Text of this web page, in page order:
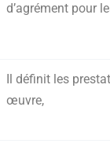
d’agrément pour
Il définit les
œuvre,